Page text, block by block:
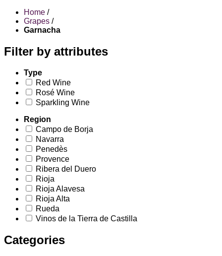
Home /
Grapes /
Garnacha
Filter by attributes
Type
Red Wine
Rosé Wine
Sparkling Wine
Region
Campo de Borja
Navarra
Penedès
Provence
Ribera del Duero
Rioja
Rioja Alavesa
Rioja Alta
Rueda
Vinos de la Tierra de Castilla
Categories